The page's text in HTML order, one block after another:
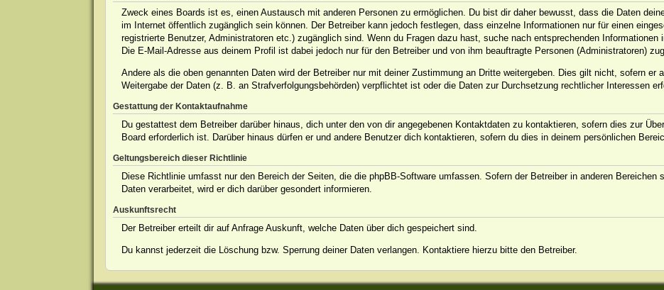
Zweck eines Boards ist es, einen Austausch mit anderen Personen zu ermöglichen. Du bist dir daher bewusst, dass die Daten
im Internet öffentlich zugänglich sein können. Der Betreiber kann jedoch festlegen, dass einzelne Informationen nur für einen
registrierte Benutzer, Administratoren etc.) zugänglich sind. Wenn du Fragen dazu hast, suche nach entsprechenden Informationen
Die E-Mail-Adresse aus deinem Profil ist dabei jedoch nur für den Betreiber und von ihm beauftragte Personen (Administratoren)
Andere als die oben genannten Daten wird der Betreiber nur mit deiner Zustimmung an Dritte weitergeben. Dies gilt nicht, sofern er
Weitergabe der Daten (z. B. an Strafverfolgungsbehörden) verpflichtet ist oder die Daten zur Durchsetzung rechtlicher Interessen
Gestattung der Kontaktaufnahme
Du gestattest dem Betreiber darüber hinaus, dich unter den von dir angegebenen Kontaktdaten zu kontaktieren, sofern dies zur
Board erforderlich ist. Darüber hinaus dürfen er und andere Benutzer dich kontaktieren, sofern du dies in deinem persönlichen
Geltungsbereich dieser Richtlinie
Diese Richtlinie umfasst nur den Bereich der Seiten, die die phpBB-Software umfassen. Sofern der Betreiber in anderen Bereichen
Daten verarbeitet, wird er dich darüber gesondert informieren.
Auskunftsrecht
Der Betreiber erteilt dir auf Anfrage Auskunft, welche Daten über dich gespeichert sind.
Du kannst jederzeit die Löschung bzw. Sperrung deiner Daten verlangen. Kontaktiere hierzu bitte den Betreiber.